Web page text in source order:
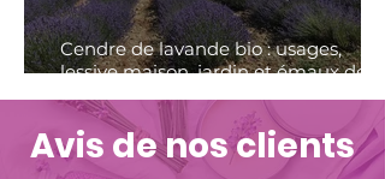
Cendre de lavande bio : usages,
lessive maison, jardin et émaux de
poterie | Distillerie Bleudiois
Avis de nos clients